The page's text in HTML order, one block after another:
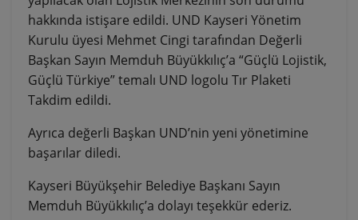
hakkında istişare edildi. UND Kayseri Yönetim
Kurulu üyesi Mehmet Cingi tarafından Değerli
Başkan Sayın Memduh Büyükkılıç’a “Güçlü Lojistik,
Güçlü Türkiye” temalı UND logolu Tır Plaketi
Takdim edildi.
Ayrıca değerli Başkan UND’nin yeni yönetimine
başarılar diledi.
Kayseri Büyükşehir Belediye Başkanı Sayın
Memduh Büyükkılıç’a dolayı teşekkür ederiz.